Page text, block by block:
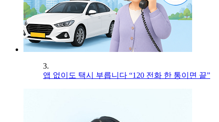
3.
앱 없이도 택시 부릅니다 “120 전화 한 통이면 끝”